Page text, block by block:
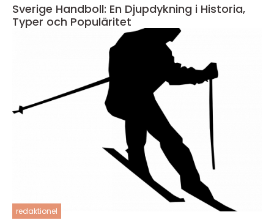
Sverige Handboll: En Djupdykning i Historia,
Typer och Populäritet
redaktionel